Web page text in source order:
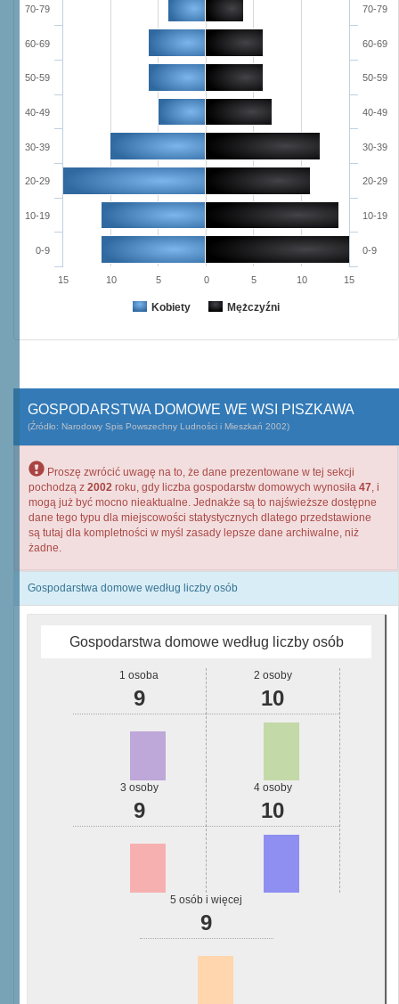
Kobiety Mężczyźni
0-9
10-19
20-29
30-39
40-49
50-59
60-69
70-79
0-9
10-19
20-29
30-39
40-49
50-59
60-69
70-79
15 10 5 0 5 10 15
GOSPODARSTWA DOMOWE WE WSI PISZKAWA
(Źródło: Narodowy Spis Powszechny Ludności i Mieszkań 2002)
Proszę zwrócić uwagę na to, że dane prezentowane w tej sekcji
pochodzą z 2002 roku, gdy liczba gospodarstw domowych wynosiła 47, i
mogą już być mocno nieaktualne. Jednakże są to najświeższe dostępne
dane tego typu dla miejscowości statystycznych dlatego przedstawione
są tutaj dla kompletności w myśl zasady lepsze dane archiwalne, niż
żadne.
Gospodarstwa domowe według liczby osób
Gospodarstwa domowe według liczby osób
1 osoba
9
2 osoby
10
3 osoby
9
4 osoby
10
5 osób i więcej
9